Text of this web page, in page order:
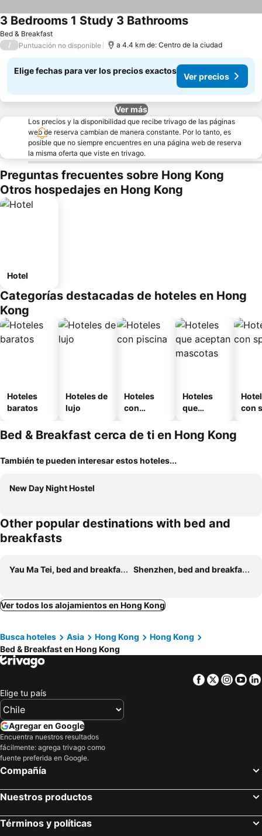
Bed & Breakfast
3 Bedrooms 1 Study 3 BathroomsVer precios
/ Puntuación no disponible a 4.4 km de: Centro de la ciudad
Elige fechas para ver los precios exactos
Ver precios
Ver más
Los precios y la disponibilidad que recibe trivago de las páginas
web de reserva cambian de manera constante. Por lo tanto, es
posible que no siempre encuentres en una página web de reserva
la misma oferta que viste en trivago.
Preguntas frecuentes sobre Hong Kong
Otros hospedajes en Hong Kong
Hotel
Categorías destacadas de hoteles en Hong
Kong
Hoteles
baratos
Hoteles de
lujo
Hoteles
con
Hoteles
que
mascotas
con
Bed & Breakfast cerca de ti en Hong Kong
También te pueden interesar estos hoteles...
New Day Night Hostel
Other popular destinations with bed and
breakfasts
Yau Ma Tei, bed and breakfasts Shenzhen, bed and breakfasts
Ver todos los alojamientos en Hong Kong
Busca hoteles Asia Hong Kong
Hong Kong
Bed & Breakfast en Hong Kong
Facebook
Twitter
Elige tu país
Agregar en Google
Encuentra nuestros resultados
fácilmente: agrega trivago como
fuente preferida en Google.
Compañía
Nuestros productos
Términos y políticas